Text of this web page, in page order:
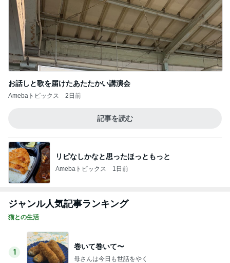
お話しと歌を届けたあたたかい講演会
Amebaトピックス 2日前
記事を読む
リピなしかなと思ったほっともっと
Amebaトピックス 1日前
ジャンル人気記事ランキング
猫との生活
1
巻いて巻いて〜
母さんは今日も世話をやく